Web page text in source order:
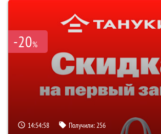
-20%
14:54:58 Получили:256